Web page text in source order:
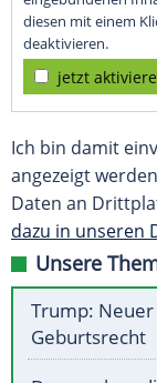
diesen mit einem
deaktivieren.
jetzt
Ich bin damit
angezeigt
Daten an
dazu in unseren
Unsere
Trump: Neuer
Geburtsrecht